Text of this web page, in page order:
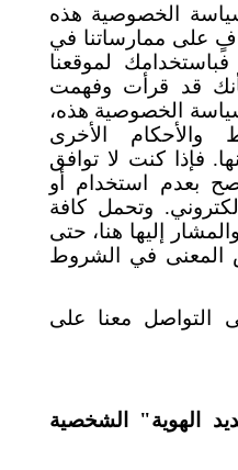
الخصوصية هذه
على ممارساتنا في
فباستخدامك لموقعنا
بأنك قد قرأت وفهمت
الخصوصية هذه،
والأحكام الأخرى
فإذا كنت لا توافق
بعدم استخدام أو
وتحمل كافة
إليها هنا، حتى
المعنى في الشروط
التواصل معنا على
الهوية" الشخصية